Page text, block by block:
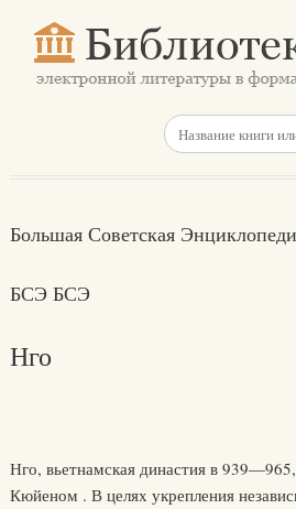
Большая Советская
БСЭ БСЭ
Нго
Нго, вьетнамская династия в
Кюйеном . В целях укрепления